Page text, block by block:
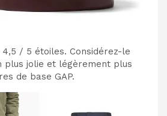
4,5 / 5 étoiles. Considérez-le
plus jolie et légèrement plus
de base GAP.